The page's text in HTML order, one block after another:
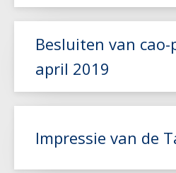
Lees meer
Besluiten van
april 2019
Impressie van de